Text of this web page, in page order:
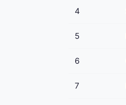
4
5
6
7